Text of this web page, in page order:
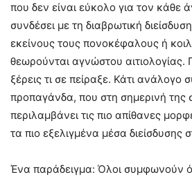
που δεν είναι εύκολο για τον κάθε
συνδέσει με τη διαβρωτική
εκείνους τους πονοκέφαλους ή
θεωρούνται αγνώστου
ξέρεις τι σε πείραξε. Κάτι ανάλογο
προπαγάνδα, που στη σημερινή της
περιλαμβάνει τις πιο απίθανες
τα πιο εξελιγμένα μέσα διείσδυσης
Ένα παράδειγμα: Όλοι συμφωνούν